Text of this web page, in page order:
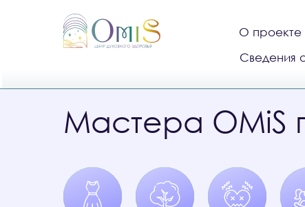
О проекте
Сведения
Мастера OMiS